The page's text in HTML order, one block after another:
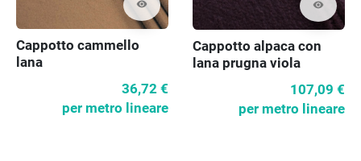
visibility
Cappotto cammello
lana
36,72 €
per metro lineare
visibility
Cappotto alpaca con
lana prugna viola
107,09 €
per metro lineare